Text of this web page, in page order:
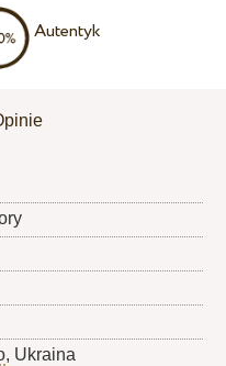
Autentyk
, Ukraina